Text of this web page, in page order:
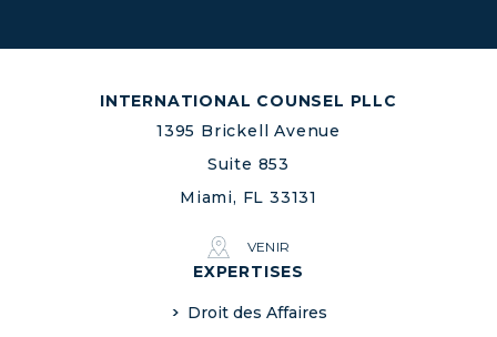
INTERNATIONAL COUNSEL PLLC
1395 Brickell Avenue
Suite 853
Miami, FL 33131
VENIR
EXPERTISES
Droit des Affaires